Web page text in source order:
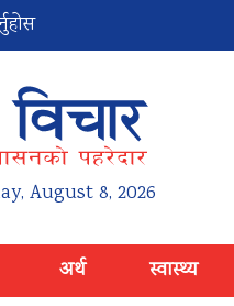
August 8, 2026
अर्थ स्वास्थ्य